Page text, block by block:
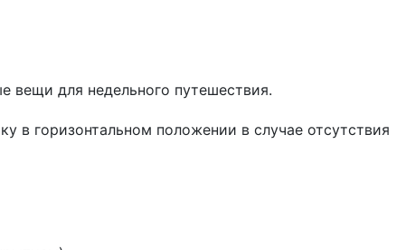
вещи для недельного путешествия.
в горизонтальном положении в случае отсутствия